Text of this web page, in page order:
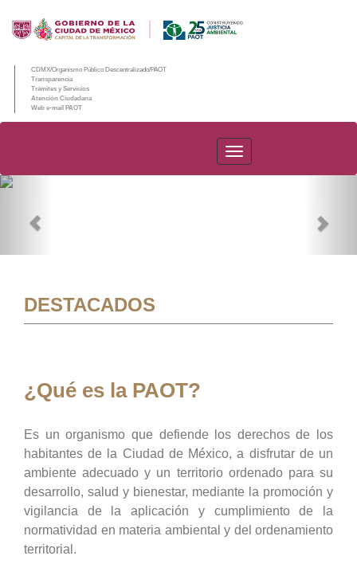
CDMX/Organismo Público Descentralizado/PAOT
Transparencia
Trámites y Servicios
Atención Ciudadana
Web e-mail PAOT
PAOT
DESTACADOS
¿Qué es la PAOT?
Es un organismo que defiende los derechos de los
habitantes de la Ciudad de México, a disfrutar de un
ambiente adecuado y un territorio ordenado para su
desarrollo, salud y bienestar, mediante la promoción y
vigilancia de la aplicación y cumplimiento de la
normatividad en materia ambiental y del ordenamiento
territorial.